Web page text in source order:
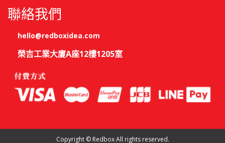
聯絡我們
hello@redboxidea.com
榮吉工業大廈A座12樓1205室
Copyright © Redbox All rights reserved.